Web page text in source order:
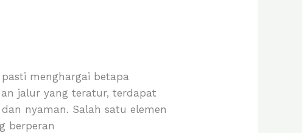
menghargai betapa
jalur yang teratur, terdapat
nyaman. Salah satu elemen
berperan